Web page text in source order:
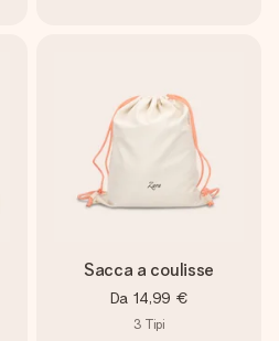
Sacca a coulisse
Da 14,99 €
3 Tipi